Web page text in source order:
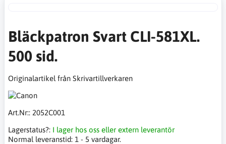
Bläckpatron Svart CLI-581XL.
500 sid.
Originalartikel från Skrivartillverkaren
Art.Nr:: 2052C001
Lagerstatus?: I lager hos oss eller extern leverantör
Normal leveranstid: 1 - 5 vardagar.